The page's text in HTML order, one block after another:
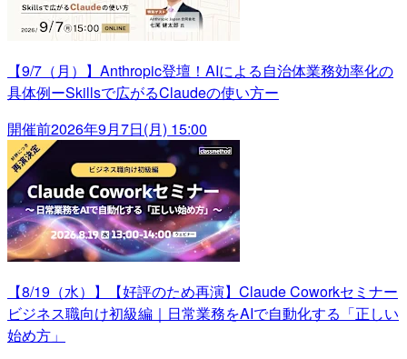
【9/7（月）】Anthropic登壇！AIによる自治体業務効率化の
具体例ーSkillsで広がるClaudeの使い方ー
開催前2026年9月7日(月) 15:00
【8/19（水）】【好評のため再演】Claude Coworkセミナー
ビジネス職向け初級編｜日常業務をAIで自動化する「正しい
始め方」